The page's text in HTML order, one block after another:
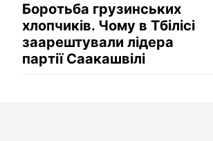
Боротьба грузинських
хлопчиків. Чому в Тбілісі
заарештували лідера
партії Саакашвілі